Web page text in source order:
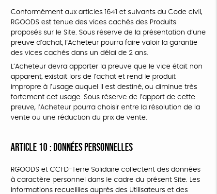
Conformément aux articles 1641 et suivants du Code civil,
RGOODS est tenue des vices cachés des Produits
proposés sur le Site. Sous réserve de la présentation d’une
preuve d’achat, l’Acheteur pourra faire valoir la garantie
des vices cachés dans un délai de 2 ans.
L’Acheteur devra apporter la preuve que le vice était non
apparent, existait lors de l’achat et rend le produit
impropre à l’usage auquel il est destiné, ou diminue très
fortement cet usage. Sous réserve de l’apport de cette
preuve, l’Acheteur pourra choisir entre la résolution de la
vente ou une réduction du prix de vente.
ARTICLE 10 : DONNÉES PERSONNELLES
RGOODS et CCFD-Terre Solidaire collectent des données
à caractère personnel dans le cadre du présent Site. Les
informations recueillies auprès des Utilisateurs et des